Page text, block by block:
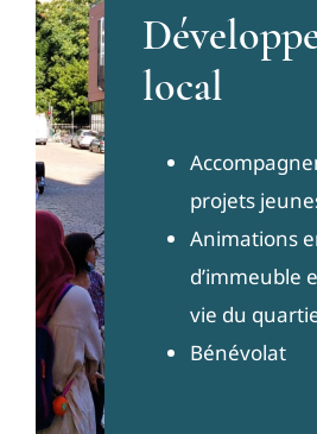
local
projets
Animations
d’immeuble
vie du
Bénévolat